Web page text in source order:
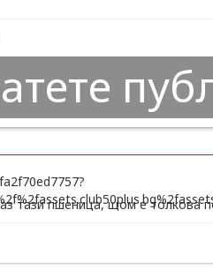
тази пшеница, щом е толкова